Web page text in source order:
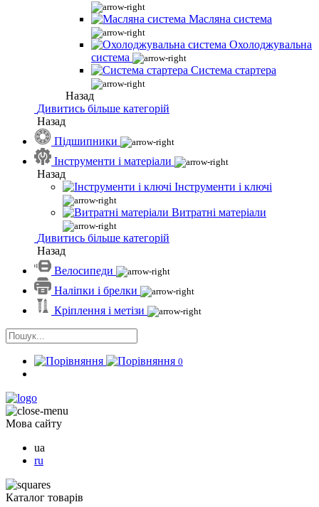
Масляна система
Охолоджувальна
система
Система стартера
Назад
Дивитись більше категорій
Назад
Підшипники
Інструменти і матеріали
Назад
Інструменти і ключі
Витратні матеріали
Дивитись більше категорій
Назад
Велосипеди
Наліпки і брелки
Кріплення і метізи
0
Мова сайту
ua
ru
Каталог товарів